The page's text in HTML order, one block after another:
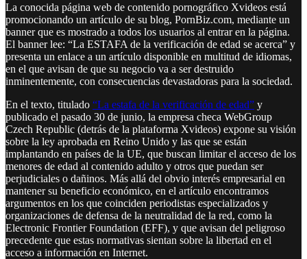
La conocida página web de contenido pornográfico Xvideos está
promocionando un artículo de su blog, PornBiz.com, mediante un
banner que es mostrado a todos los usuarios al entrar en la página.
El banner lee: “La ESTAFA de la verificación de edad se acerca” y
presenta un enlace a un artículo disponible en multitud de idiomas,
en el que avisan de que su negocio va a ser destruido
inminentemente, con consecuencias devastadoras para la sociedad.
En el texto, titulado “La estafa de la verificación de edad” y
publicado el pasado 30 de junio, la empresa checa WebGroup
Czech Republic (detrás de la plataforma Xvideos) expone su visión
sobre la ley aprobada en Reino Unido y las que se están
implantando en países de la UE, que buscan limitar el acceso de los
menores de edad al contenido adulto y otros que puedan ser
perjudiciales o dañinos. Más allá del obvio interés empresarial en
mantener su beneficio económico, en el artículo encontramos
argumentos en los que coinciden periodistas especializados y
organizaciones de defensa de la neutralidad de la red, como la
Electronic Frontier Foundation (EFF), y que avisan del peligroso
precedente que estas normativas sientan sobre la libertad en el
acceso a información en Internet.